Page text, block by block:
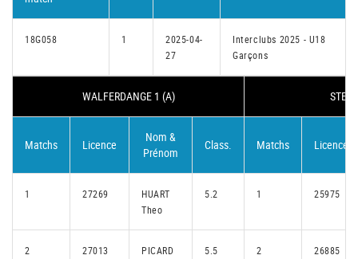
18G058 1
2025-04-
27
Interclubs 2025 - U18
Garçons
WALFERDANGE 1 (A)
Matchs Licence
Nom &
Prénom
Class. Matchs Licence
1 27269
HUART
Theo
5.2 1 25975
2 27013
PICARD
5.5 2 26885